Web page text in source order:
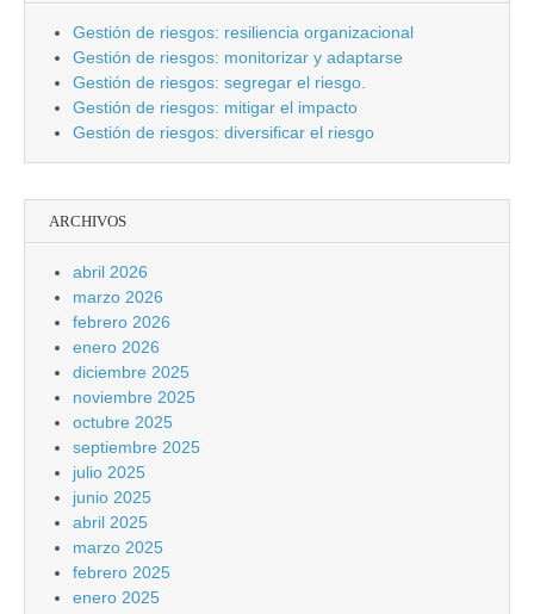
Gestión de riesgos: resiliencia organizacional
Gestión de riesgos: monitorizar y adaptarse
Gestión de riesgos: segregar el riesgo.
Gestión de riesgos: mitigar el impacto
Gestión de riesgos: diversificar el riesgo
ARCHIVOS
abril 2026
marzo 2026
febrero 2026
enero 2026
diciembre 2025
noviembre 2025
octubre 2025
septiembre 2025
julio 2025
junio 2025
abril 2025
marzo 2025
febrero 2025
enero 2025